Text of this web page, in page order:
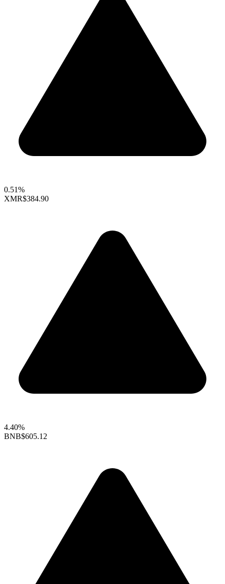
0.51%
XMR$384.90
4.40%
BNB$605.12